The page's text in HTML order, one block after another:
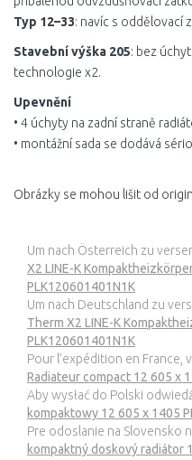
Typ 12–33: navíc s oddělovací
Stavební výška 205: bez
technologie x2.
Upevnění
• 4 úchyty na zadní straně
• montážní sada se dodává
Obrázky se mohou lišit od
Um nach Österreich zu
X2 LINE-K
PLK120601401N1K
Um nach Deutschland zu
Therm X2 LINE-K
PLK120601401N1K
Pour l’expédition en France,
Radiateur compact 12 605 x
Aby wysłać do Polski
kompaktowy 12 605 x 1405
Pre odoslanie na Slovensko
kompaktný doskový radiátor